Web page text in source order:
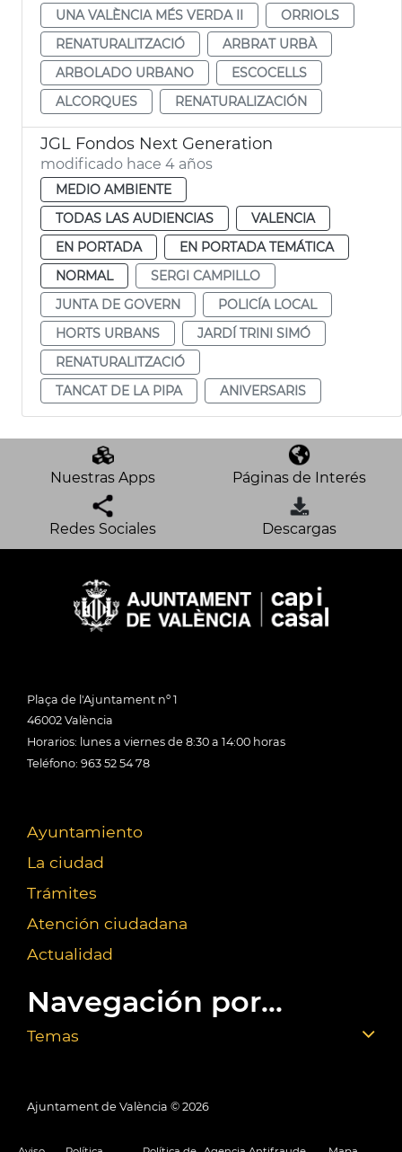
UNA VALÈNCIA MÉS VERDA II
ORRIOLS
RENATURALITZACIÓ
ARBRAT URBÀ
ARBOLADO URBANO
ESCOCELLS
ALCORQUES
RENATURALIZACIÓN
JGL Fondos Next Generation
modificado hace 4 años
MEDIO AMBIENTE
TODAS LAS AUDIENCIAS
VALENCIA
EN PORTADA
EN PORTADA TEMÁTICA
NORMAL
SERGI CAMPILLO
JUNTA DE GOVERN
POLICÍA LOCAL
HORTS URBANS
JARDÍ TRINI SIMÓ
RENATURALITZACIÓ
TANCAT DE LA PIPA
ANIVERSARIS
Nuestras Apps Páginas de Interés
Redes Sociales Descargas
Plaça de l'Ajuntament nº 1
46002 València
Horarios: lunes a viernes de 8:30 a 14:00 horas
Teléfono: 963 52 54 78
Ayuntamiento
La ciudad
Trámites
Atención ciudadana
Actualidad
Navegación por...
Temas
Ajuntament de València © 2026